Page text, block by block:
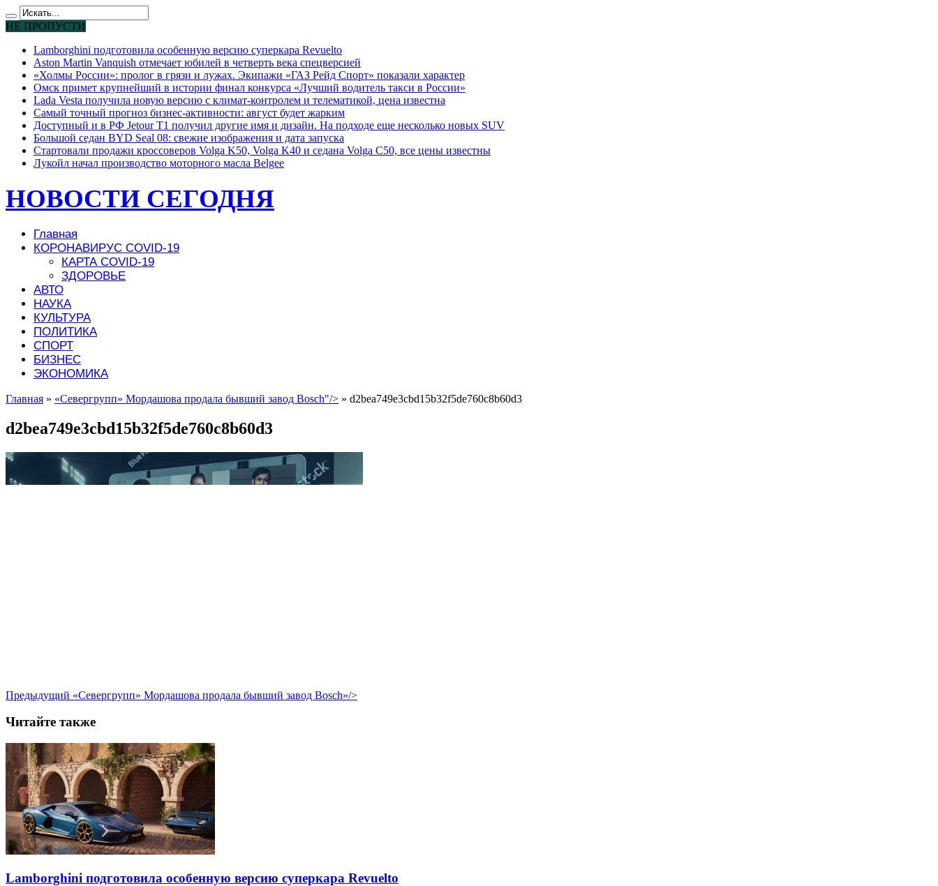
НЕ ПРОПУСТИ
Lamborghini подготовила особенную версию суперкара Revuelto
Aston Martin Vanquish отмечает юбилей в четверть века спецверсией
«Холмы России»: пролог в грязи и лужах. Экипажи «ГАЗ Рейд Спорт» показали характер
Омск примет крупнейший в истории финал конкурса «Лучший водитель такси в России»
Lada Vesta получила новую версию с климат-контролем и телематикой, цена известна
Самый точный прогноз бизнес-активности: август будет жарким
Доступный и в РФ Jetour T1 получил другие имя и дизайн. На подходе еще несколько новых SUV
Большой седан BYD Seal 08: свежие изображения и дата запуска
Стартовали продажи кроссоверов Volga K50, Volga K40 и седана Volga C50, все цены известны
Лукойл начал производство моторного масла Belgee
НОВОСТИ СЕГОДНЯ
Главная
КОРОНАВИРУС COVID-19
КАРТА COVID-19
ЗДОРОВЬЕ
АВТО
НАУКА
КУЛЬТУРА
ПОЛИТИКА
СПОРТ
БИЗНЕС
ЭКОНОМИКА
Главная » «Севергрупп» Мордашова продала бывший завод Bosch"/> » d2bea749e3cbd15b32f5de760c8b60d3
d2bea749e3cbd15b32f5de760c8b60d3
Предыдущий «Севергрупп» Мордашова продала бывший завод Bosch»/>
Читайте также
Lamborghini подготовила особенную версию суперкара Revuelto